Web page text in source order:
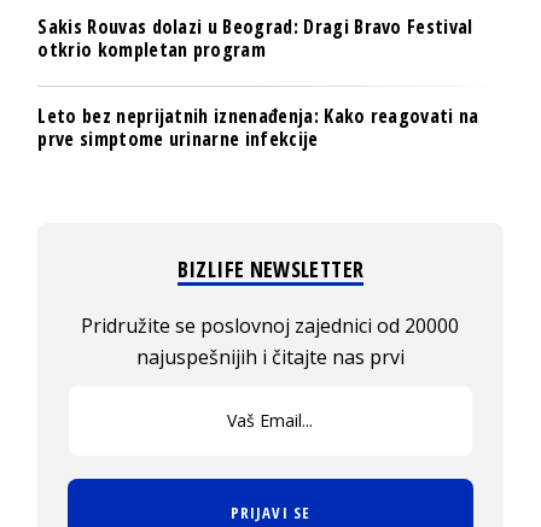
Sakis Rouvas dolazi u Beograd: Dragi Bravo Festival
otkrio kompletan program
Leto bez neprijatnih iznenađenja: Kako reagovati na
prve simptome urinarne infekcije
BIZLIFE NEWSLETTER
Pridružite se poslovnoj zajednici od 20000
najuspešnijih i čitajte nas prvi
PRIJAVI SE